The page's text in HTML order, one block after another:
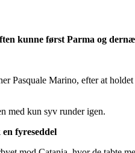
kunne først Parma og
Pasquale Marino, efter at
med kun syv runder igen.
fyreseddel